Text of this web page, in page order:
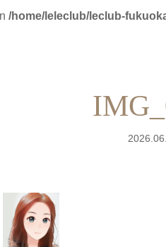
/home/leleclub/leclub-